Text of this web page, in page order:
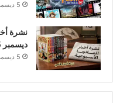
5 ديسمبر، 2025
ديسمبر 2025)
5 ديسمبر، 2025